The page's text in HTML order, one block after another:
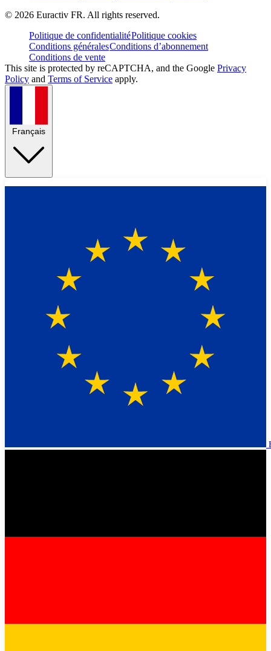
© 2026 Euractiv FR. All rights reserved.
Politique de confidentialitéPolitique cookies
Conditions généralesConditions d’abonnement
Conditions de vente
This site is protected by reCAPTCHA, and the Google Privacy
Policy and Terms of Service apply.
Français